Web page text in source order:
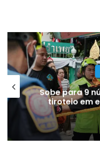
Sobe para 9
tiroteio em